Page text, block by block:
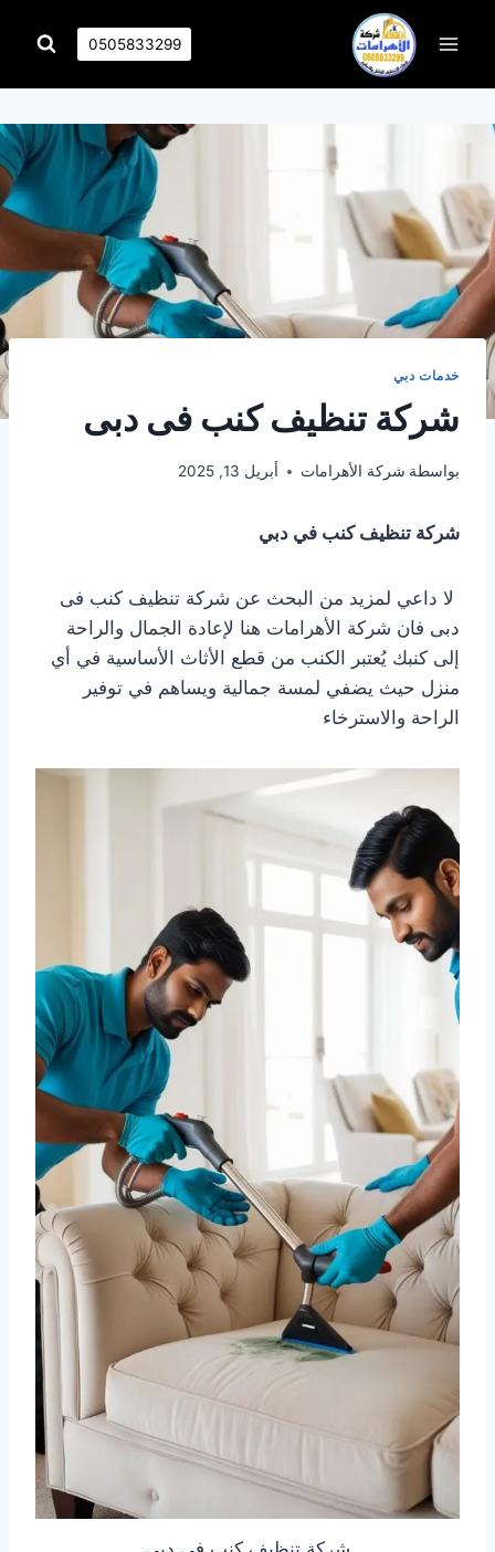
0505833299
خدمات دبي
شركة تنظيف كنب فى دبى
بواسطة شركة الأهرامات أبريل 13, 2025
شركة تنظيف كنب في دبي
لا داعي لمزيد من البحث عن شركة تنظيف كنب فى
دبى فان شركة الأهرامات هنا لإعادة الجمال والراحة
إلى كنبك يُعتبر الكنب من قطع الأثاث الأساسية في أي
منزل حيث يضفي لمسة جمالية ويساهم في توفير
الراحة والاسترخاء